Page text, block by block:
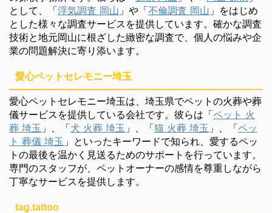
として、「浮気調査 岡山 」や「不倫調査 岡山 」をはじめ
とした様々な調査サービスを提供しています。確かな調査
技術と地元岡山に根ざした緻密な調査で、個人の悩みや企
業の問題解決に寄り添います。
愛心ペットセレモニー埼玉
愛心ペットセレモニー埼玉は、埼玉県でペットの火葬や葬
儀サービスを提供している会社です。彼らは「ペット 火
葬 埼玉 」、「犬 火葬 埼玉 」、「猫 火葬 埼玉 」、「ペッ
ト 葬儀 埼玉 」といったキーワードで知られ、愛するペッ
トの最後を温かく見送るためのサポートを行っています。
専門のスタッフが、ペットオーナーの感情を尊重しながら
丁寧なサービスを提供します。
tag.tattoo